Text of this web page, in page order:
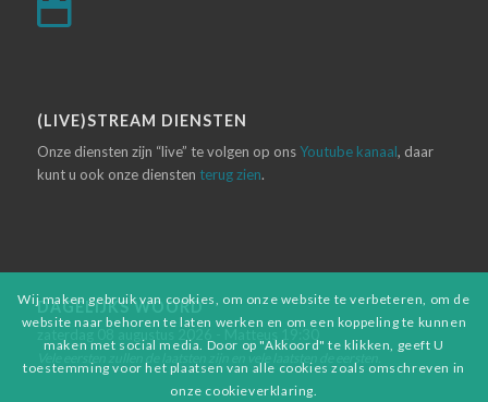
(LIVE)STREAM DIENSTEN
Onze diensten zijn “live” te volgen op onsYoutube kanaal, daar
kunt u ook onze diensten terug zien.
DAGELIJKS WOORD
Wij maken gebruik van cookies, om onze website te verbeteren, om de
website naar behoren te laten werken en om een koppeling te kunnen
maken met social media. Door op "Akkoord" te klikken, geeft U
toestemming voor het plaatsen van alle cookies zoals omschreven in
onze cookieverklaring.